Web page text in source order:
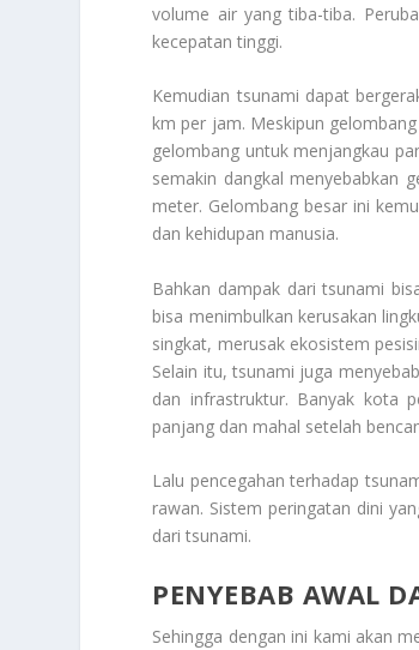
volume air yang tiba-tiba.
kecepatan tinggi.
Kemudian tsunami dapat
km per jam. Meskipun
gelombang untuk menjangkau
semakin dangkal menyebabkan
meter. Gelombang besar ini
dan kehidupan manusia.
Bahkan dampak dari tsunami
bisa menimbulkan kerusakan
singkat, merusak ekosistem
Selain itu, tsunami juga
dan infrastruktur. Banyak kota
panjang dan mahal setelah
Lalu pencegahan terhadap
rawan. Sistem peringatan dini
dari tsunami.
PENYEBAB AWAL
Sehingga dengan ini kami akan